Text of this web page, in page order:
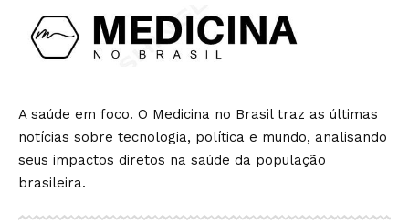
A saúde em foco. O Medicina no Brasil traz as últimas
notícias sobre tecnologia, política e mundo, analisando
seus impactos diretos na saúde da população
brasileira.